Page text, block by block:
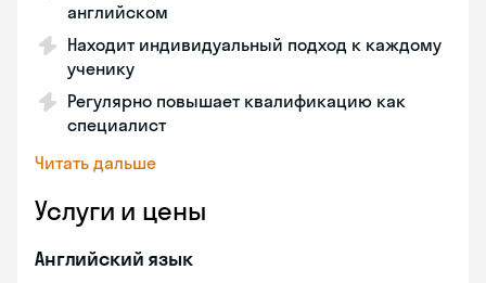
английском
Находит индивидуальный подход к каждому
ученику
Регулярно повышает квалификацию как
специалист
Читать дальше
Услуги и цены
Английский язык